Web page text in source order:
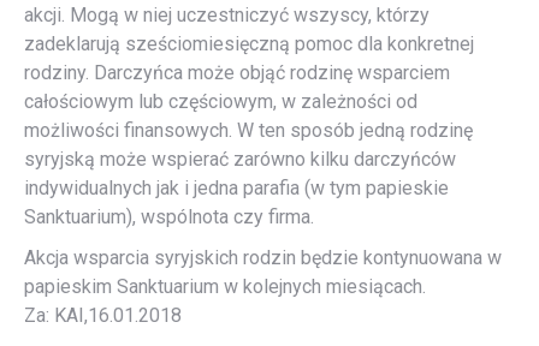
akcji. Mogą w niej uczestniczyć wszyscy, którzy
zadeklarują sześciomiesięczną pomoc dla konkretnej
rodziny. Darczyńca może objąć rodzinę wsparciem
całościowym lub częściowym, w zależności od
możliwości finansowych. W ten sposób jedną rodzinę
syryjską może wspierać zarówno kilku darczyńców
indywidualnych jak i jedna parafia (w tym papieskie
Sanktuarium), wspólnota czy firma.
Akcja wsparcia syryjskich rodzin będzie kontynuowana w
papieskim Sanktuarium w kolejnych miesiącach.
Za: KAI,16.01.2018